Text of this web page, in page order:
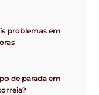
problemas em
de parada em